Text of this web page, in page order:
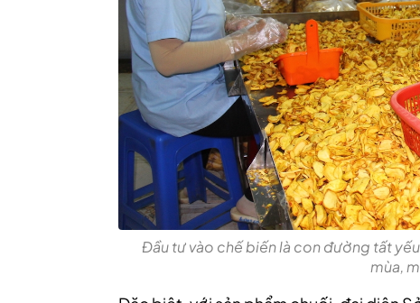
Đầu tư vào chế biến là con đường tất
mùa,